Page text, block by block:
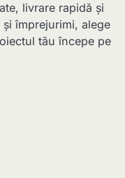
livrare rapidă și
împrejurimi, alege
tău începe pe